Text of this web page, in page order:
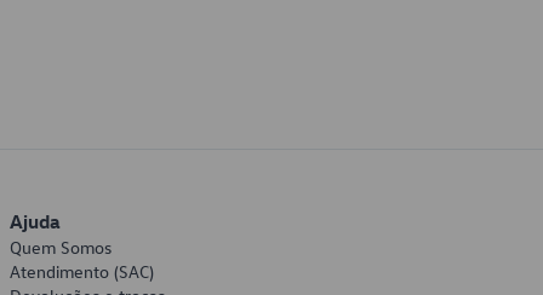
Ajuda
Quem Somos
Atendimento (SAC)